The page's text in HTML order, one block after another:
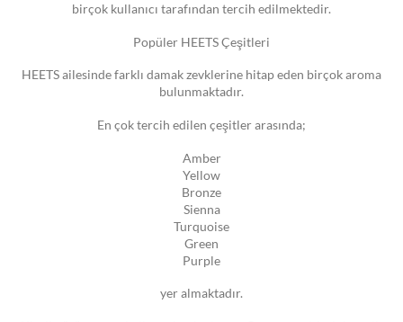
birçok kullanıcı tarafından tercih edilmektedir.
Popüler HEETS Çeşitleri
HEETS ailesinde farklı damak zevklerine hitap eden birçok aroma
bulunmaktadır.
En çok tercih edilen çeşitler arasında;
Amber
Yellow
Bronze
Sienna
Turquoise
Green
Purple
yer almaktadır.